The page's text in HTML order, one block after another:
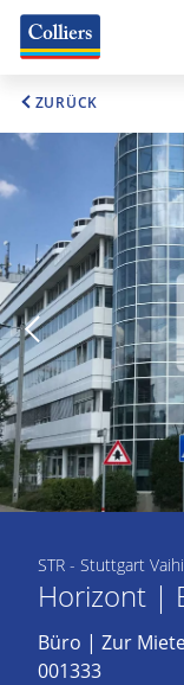
ZURÜCK
STR - Stuttgart
Horizont |
Büro | Zur
001333